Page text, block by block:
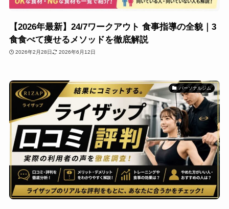
【2026年最新】24/7ワークアウト 食事指導の全貌｜3
食食べて痩せるメソッドを徹底解説
2026年2月28日 2026年6月12日
パーソナルジム